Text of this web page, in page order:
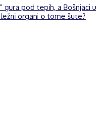
gura pod tepih, a Bošnjaci u
organi o tome šute?